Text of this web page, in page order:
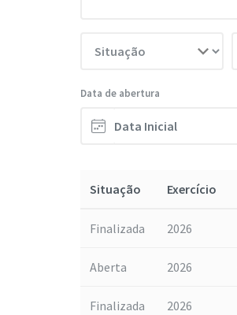
Data de abertura
Situação Exercício
Finalizada 2026
Aberta 2026
Finalizada 2026